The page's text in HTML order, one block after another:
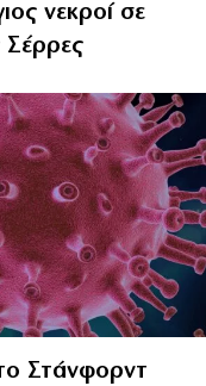
νεκροί σε
Σέρρες
Στάνφορντ